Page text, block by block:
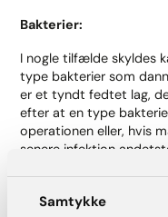
Samtykke
Bakterier:
I nogle tilfælde skyldes
type bakterier som
er et tyndt fedtet lag,
efter at en type
operationen eller, hvis
senere infektion
bemærke, at